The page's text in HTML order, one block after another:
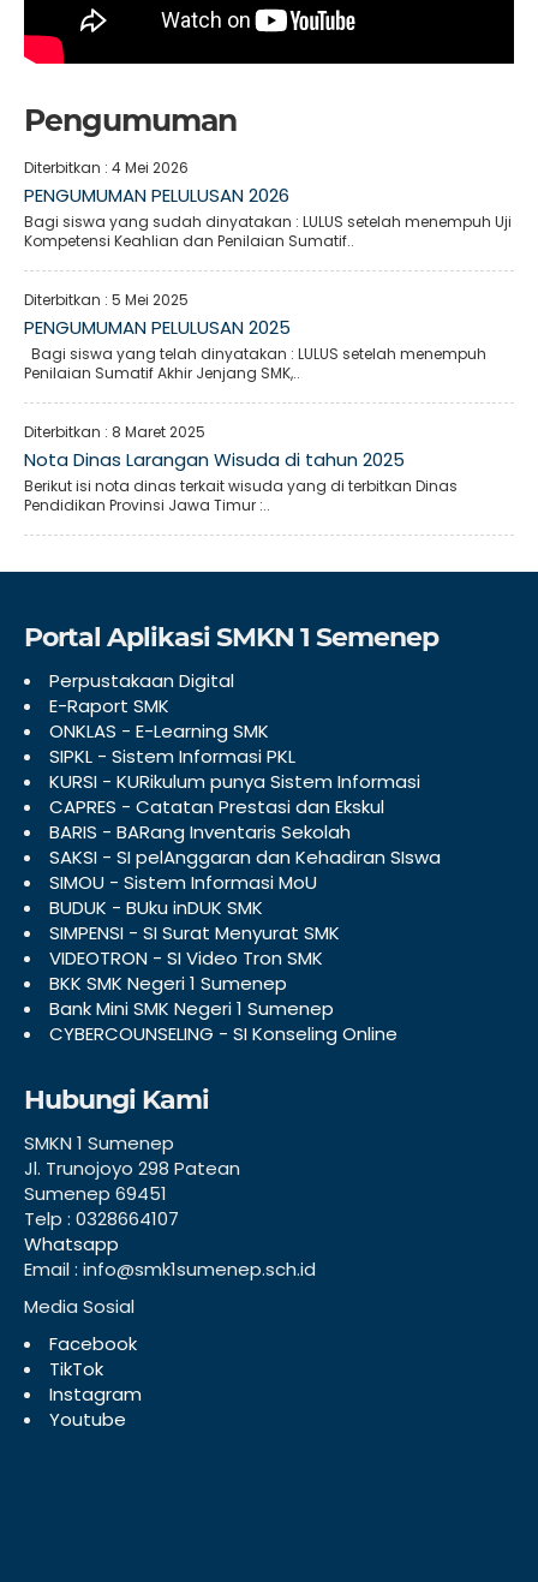
Pengumuman
Diterbitkan : 4 Mei 2026
PENGUMUMAN PELULUSAN 2026
Bagi siswa yang sudah dinyatakan : LULUS setelah menempuh Uji
Kompetensi Keahlian dan Penilaian Sumatif..
Diterbitkan : 5 Mei 2025
PENGUMUMAN PELULUSAN 2025
Bagi siswa yang telah dinyatakan : LULUS setelah menempuh
Penilaian Sumatif Akhir Jenjang SMK,..
Diterbitkan : 8 Maret 2025
Nota Dinas Larangan Wisuda di tahun 2025
Berikut isi nota dinas terkait wisuda yang di terbitkan Dinas
Pendidikan Provinsi Jawa Timur :..
Portal Aplikasi SMKN 1 Semenep
Perpustakaan Digital
E-Raport SMK
ONKLAS - E-Learning SMK
SIPKL - Sistem Informasi PKL
KURSI - KURikulum punya Sistem Informasi
CAPRES - Catatan Prestasi dan Ekskul
BARIS - BARang Inventaris Sekolah
SAKSI - SI pelAnggaran dan Kehadiran SIswa
SIMOU - Sistem Informasi MoU
BUDUK - BUku inDUK SMK
SIMPENSI - SI Surat Menyurat SMK
VIDEOTRON - SI Video Tron SMK
BKK SMK Negeri 1 Sumenep
Bank Mini SMK Negeri 1 Sumenep
CYBERCOUNSELING - SI Konseling Online
Hubungi Kami
SMKN 1 Sumenep
Jl. Trunojoyo 298 Patean
Sumenep 69451
Telp : 0328664107
Whatsapp
Email : info@smk1sumenep.sch.id
Media Sosial
Facebook
TikTok
Instagram
Youtube